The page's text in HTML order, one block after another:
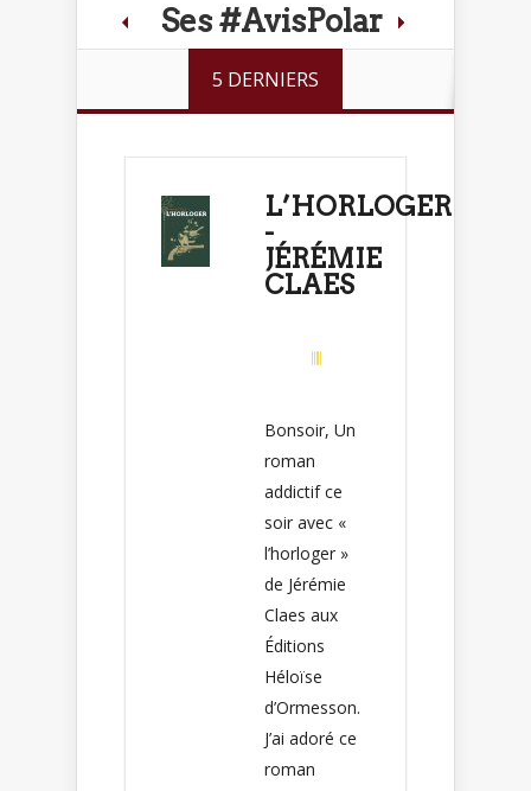
Ses #AvisPolar
5 DERNIERS
L’HORLOGER
-
JÉRÉMIE
CLAES
Bonsoir, Un
roman
addictif ce
soir avec «
l’horloger »
de Jérémie
Claes aux
Éditions
Héloïse
d’Ormesson.
J’ai adoré ce
roman